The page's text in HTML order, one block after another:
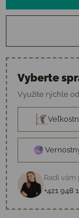
Vyberte
Využite rýchle
Radi
+421 948